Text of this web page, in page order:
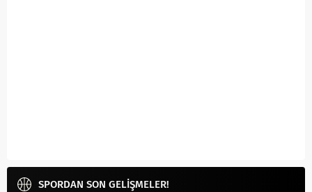
SPORDAN SON GELİŞMELER!